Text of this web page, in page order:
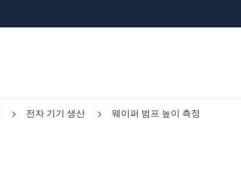
전자 기기 생산 웨이퍼 범프 높이 측정